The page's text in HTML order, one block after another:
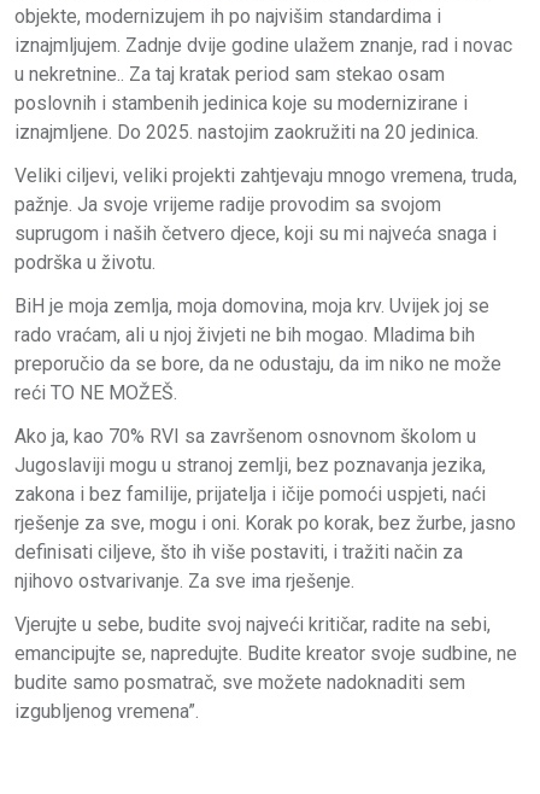
objekte, modernizujem ih po najvišim standardima i
iznajmljujem. Zadnje dvije godine ulažem znanje, rad i novac
u nekretnine.. Za taj kratak period sam stekao osam
poslovnih i stambenih jedinica koje su modernizirane i
iznajmljene. Do 2025. nastojim zaokružiti na 20 jedinica.
Veliki ciljevi, veliki projekti zahtjevaju mnogo vremena, truda,
pažnje. Ja svoje vrijeme radije provodim sa svojom
suprugom i naših četvero djece, koji su mi najveća snaga i
podrška u životu.
BiH je moja zemlja, moja domovina, moja krv. Uvijek joj se
rado vraćam, ali u njoj živjeti ne bih mogao. Mladima bih
preporučio da se bore, da ne odustaju, da im niko ne može
reći TO NE MOŽEŠ.
Ako ja, kao 70% RVI sa završenom osnovnom školom u
Jugoslaviji mogu u stranoj zemlji, bez poznavanja jezika,
zakona i bez familije, prijatelja i ičije pomoći uspjeti, naći
rješenje za sve, mogu i oni. Korak po korak, bez žurbe, jasno
definisati ciljeve, što ih više postaviti, i tražiti način za
njihovo ostvarivanje. Za sve ima rješenje.
Vjerujte u sebe, budite svoj najveći kritičar, radite na sebi,
emancipujte se, napredujte. Budite kreator svoje sudbine, ne
budite samo posmatrač, sve možete nadoknaditi sem
izgubljenog vremena”.